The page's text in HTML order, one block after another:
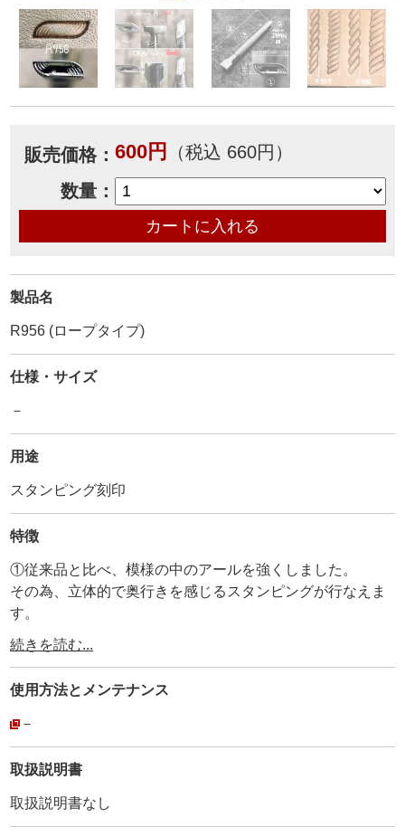
販売価格： 600円
（税込 660円）
数量：
製品名
R956 (ロープタイプ)
仕様・サイズ
－
用途
スタンピング刻印
特徴
①従来品と比べ、模様の中のアールを強くしました。
その為、立体的で奥行きを感じるスタンピングが行なえま
す。
従来品の模様と棒の溶接では無く、模様と棒の一体型なの
で、曲がりや変形がありません。
②刻印ナンバーとMADE IN JAPANを打刻しています。
・
③全体にメッキ加工を施しています。
・
ます。
続きを読む...
使用方法と メンテナンス
－
取扱説明書
取扱説明書なし